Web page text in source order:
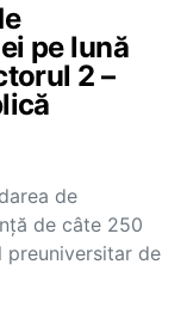
pe lună
2 –
de
de câte 250
preuniversitar de